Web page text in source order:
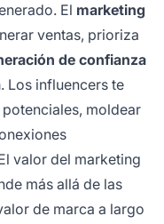
El marketing
ventas, prioriza
de confianza
. Los influencers te
moldear
valor del marketing
más allá de las
de marca a largo